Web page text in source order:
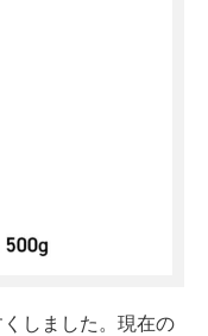
しました。現在の